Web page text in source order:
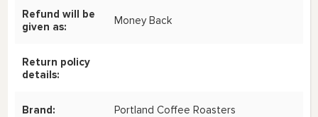
Refund will be
given as:
Money Back
Return policy
details:
Brand: Portland Coffee Roasters